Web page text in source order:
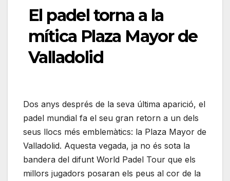
El padel torna a la
mítica Plaza Mayor de
Valladolid
Dos anys després de la seva última aparició, el
padel mundial fa el seu gran retorn a un dels
seus llocs més emblemàtics: la Plaza Mayor de
Valladolid. Aquesta vegada, ja no és sota la
bandera del difunt World Padel Tour que els
millors jugadors posaran els peus al cor de la